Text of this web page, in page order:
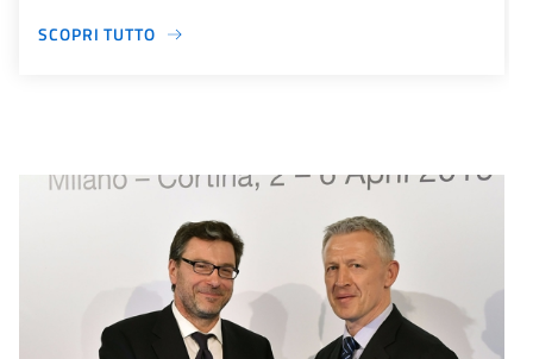
SCOPRI TUTTO